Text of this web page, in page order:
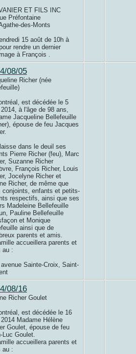
ET FILS INC
Préfontaine
des-Monts
15 août de 10h à
rendre un dernier
à François .
08/05
Richer (née
est décédée le 5
à l'âge de 98 ans,
Jacqueline Bellefeuille
épouse de feu Jacques
dans le deuil ses
Pierre Richer (feu), Marc
Suzanne Richer
François Richer, Louis
Jocelyne Richer et
Richer, de même que
conjoints, enfants et petits-
respectifs, ainsi que ses
Madeleine Bellefeuille
Pauline Bellefeuille
et Monique
ainsi que de
parents et amis.
accueillera parents et
au :
Sainte-Croix, Saint-
08/16
Richer Goulet
est décédée le 16
Madame Hélène
Goulet, épouse de feu
Luc Goulet.
accueillera parents et
au :